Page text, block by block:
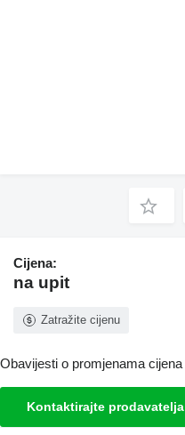
Cijena:
na upit
Zatražite cijenu
Obavijesti o promjenama cijena
Kontaktirajte prodavatelja